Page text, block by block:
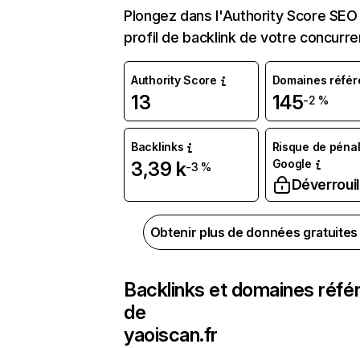
Plongez dans l'Authority Score
profil de backlink de votre
Authority Score
13
Domaines
145-2 %
Backlinks
3,39 k-3 %
Risque de
Google
Obtenir plus de données
Backlinks et domaines
de
yaoiscan.fr